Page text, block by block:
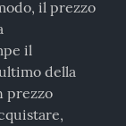
il prezzo
il
della
prezzo